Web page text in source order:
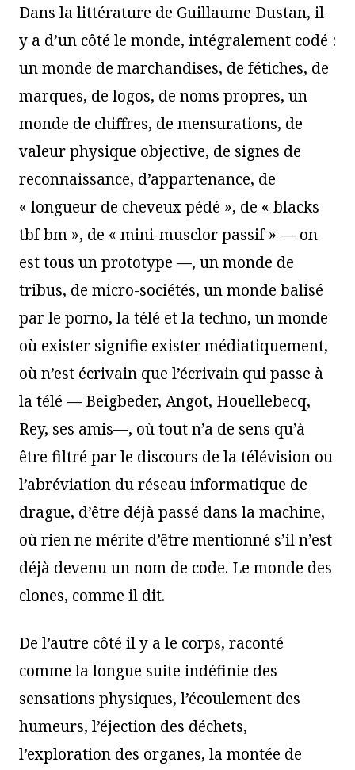
Dans la littérature de Guillaume Dustan, il
y a d’un côté le monde, intégralement codé :
un monde de marchandises, de fétiches, de
marques, de logos, de noms propres, un
monde de chiffres, de mensurations, de
valeur physique objective, de signes de
reconnaissance, d’appartenance, de
« longueur de cheveux pédé », de « blacks
tbf bm », de « mini-musclor passif » — on
est tous un prototype —, un monde de
tribus, de micro-sociétés, un monde balisé
par le porno, la télé et la techno, un monde
où exister signifie exister médiatiquement,
où n’est écrivain que l’écrivain qui passe à
la télé — Beigbeder, Angot, Houellebecq,
Rey, ses amis—, où tout n’a de sens qu’à
être filtré par le discours de la télévision ou
l’abréviation du réseau informatique de
drague, d’être déjà passé dans la machine,
où rien ne mérite d’être mentionné s’il n’est
déjà devenu un nom de code. Le monde des
clones, comme il dit.
De l’autre côté il y a le corps, raconté
comme la longue suite indéfinie des
sensations physiques, l’écoulement des
humeurs, l’éjection des déchets,
l’exploration des organes, la montée de